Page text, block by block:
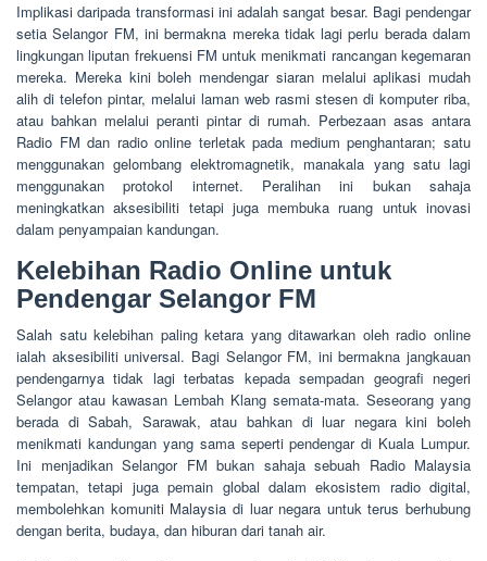
Implikasi daripada transformasi ini adalah sangat besar. Bagi pendengar
setia Selangor FM, ini bermakna mereka tidak lagi perlu berada dalam
lingkungan liputan frekuensi FM untuk menikmati rancangan kegemaran
mereka. Mereka kini boleh mendengar siaran melalui aplikasi mudah
alih di telefon pintar, melalui laman web rasmi stesen di komputer riba,
atau bahkan melalui peranti pintar di rumah. Perbezaan asas antara
Radio FM dan radio online terletak pada medium penghantaran; satu
menggunakan gelombang elektromagnetik, manakala yang satu lagi
menggunakan protokol internet. Peralihan ini bukan sahaja
meningkatkan aksesibiliti tetapi juga membuka ruang untuk inovasi
dalam penyampaian kandungan.
Kelebihan Radio Online untuk
Pendengar Selangor FM
Salah satu kelebihan paling ketara yang ditawarkan oleh radio online
ialah aksesibiliti universal. Bagi Selangor FM, ini bermakna jangkauan
pendengarnya tidak lagi terbatas kepada sempadan geografi negeri
Selangor atau kawasan Lembah Klang semata-mata. Seseorang yang
berada di Sabah, Sarawak, atau bahkan di luar negara kini boleh
menikmati kandungan yang sama seperti pendengar di Kuala Lumpur.
Ini menjadikan Selangor FM bukan sahaja sebuah Radio Malaysia
tempatan, tetapi juga pemain global dalam ekosistem radio digital,
membolehkan komuniti Malaysia di luar negara untuk terus berhubung
dengan berita, budaya, dan hiburan dari tanah air.